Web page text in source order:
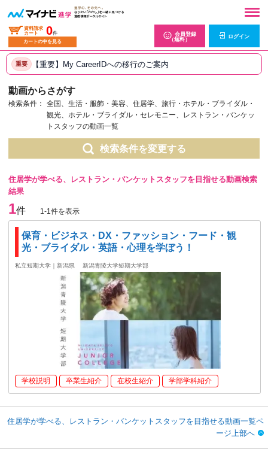
資料請求
カート
0件
カートの中を見る
会員登録
（無料）
ログイン
重要 【重要】My CareerIDへの移行のご案内
動画からさがす
検索条件：
全国、生活・服飾・美容、住居学、旅行・ホテル・ブライダル・
観光、ホテル・ブライダル・セレモニー、レストラン・バンケッ
トスタッフの動画一覧
検索条件を変更する
住居学が学べる、レストラン・バンケットスタッフを目指せる動画検索
結果
1件 1-1件を表示
保育・ビジネス・DX・ファッション・フード・観
光・ブライダル・英語・心理を学ぼう！
私立短期大学｜新潟県 新潟青陵大学短期大学部
学校説明 卒業生紹介 在校生紹介 学部学科紹介
住居学が学べる、レストラン・バンケットスタッフを目指せる動画一覧ペ
ージ上部へ